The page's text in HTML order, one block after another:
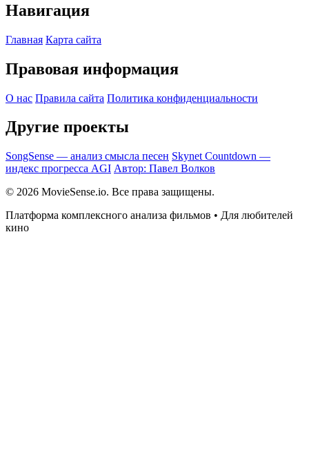
Навигация
Главная Карта сайта
Правовая информация
О нас Правила сайта Политика конфиденциальности
Другие проекты
SongSense — анализ смысла песен Skynet Countdown —
индекс прогресса AGI Автор: Павел Волков
© 2026 MovieSense.io. Все права защищены.
Платформа комплексного анализа фильмов • Для любителей
кино